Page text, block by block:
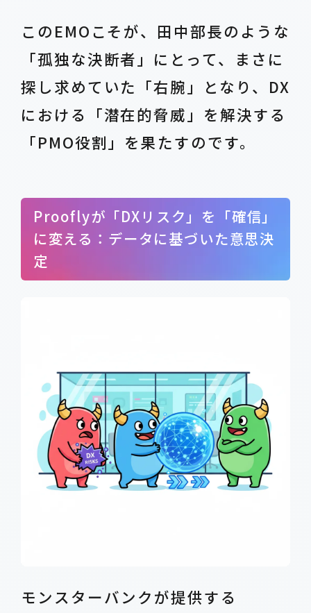
このEMOこそが、田中部長のような
「孤独な決断者」にとって、まさに
探し求めていた「右腕」となり、DX
における「潜在的脅威」を解決する
「PMO役割」を果たすのです。
Prooflyが「DXリスク」を「確信」
に変える：データに基づいた意思決
定
モンスターバンクが提供する